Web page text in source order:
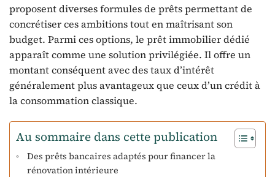
proposent diverses formules de prêts permettant de
concrétiser ces ambitions tout en maîtrisant son
budget. Parmi ces options, le prêt immobilier dédié
apparaît comme une solution privilégiée. Il offre un
montant conséquent avec des taux d’intérêt
généralement plus avantageux que ceux d’un crédit à
la consommation classique.
Au sommaire dans cette publication
Des prêts bancaires adaptés pour financer la
rénovation intérieure